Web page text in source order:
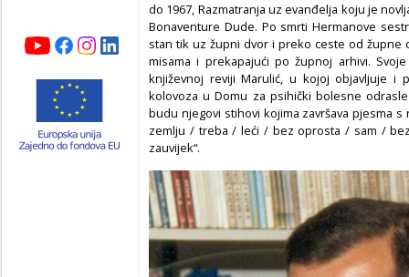
do 1967, Razmatranja uz evanđelja koju je
Bonaventure Dude. Po smrti Hermanove
stan tik uz župni dvor i preko ceste od župne
misama i prekapajući po župnoj arhivi.
književnoj reviji Marulić, u kojoj objavljuje i
kolovoza u Domu za psihički bolesne
budu njegovi stihovi kojima završava pjesma
zemlju / treba / leći / bez oprosta / sam /
zauvijek“.